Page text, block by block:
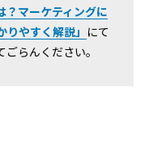
？マーケティングに
やすく解説」 にて
らんください。